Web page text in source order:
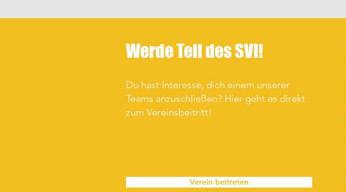
Werde Teil des SVI!
Du hast Interesse, dich einem unserer
Teams anzuschließen? Hier geht es direkt
zum Vereinsbeitritt!
Verein beitreten